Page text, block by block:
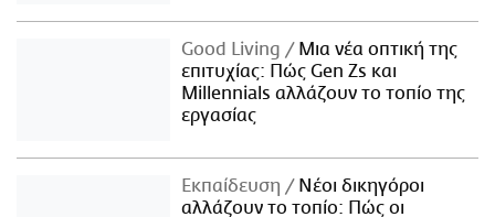
Good Living
Μια νέα οπτική της
επιτυχίας: Πώς Gen Zs και
Millennials αλλάζουν το τοπίο της
εργασίας
Εκπαίδευση
Νέοι δικηγόροι
αλλάζουν το τοπίο: Πώς οι